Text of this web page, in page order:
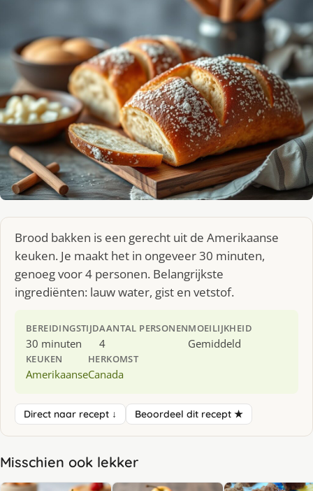
Brood bakken is een gerecht uit de Amerikaanse
keuken. Je maakt het in ongeveer 30 minuten,
genoeg voor 4 personen. Belangrijkste
ingrediënten: lauw water, gist en vetstof.
BEREIDINGSTIJD
30 minuten
AANTAL PERSONEN
4
MOEILIJKHEID
Gemiddeld
KEUKEN
Amerikaanse
HERKOMST
Canada
Direct naar recept ↓ Beoordeel dit recept ★
Misschien ook lekker